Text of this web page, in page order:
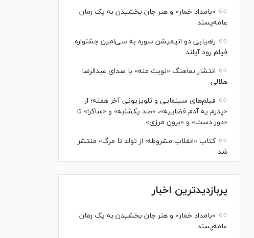
«بامداد خمار» و هنر جان بخشیدن به یک رمان
عامه‌پسند
راهیابی دو انیمیشن سوره به سی‌امین جشنواره
فیلم رود آیلند
انتشار نماهنگ «نوبت منه» با صدای عبدالرضا
هلالی
فیلم‌های سینمایی و تلویزیونی آخر هفته؛ از
«پدرم یه آدم فضاییه»، «صد یکشنبه» و «ساکرا» تا
«دور دست» و «برون مرزی»
کتاب «انقلاب مشروطه؛ از تولد تا مرگ» منتشر
شد
پربازدیدترین اخبار
«بامداد خمار» و هنر جان بخشیدن به یک رمان
عامه‌پسند